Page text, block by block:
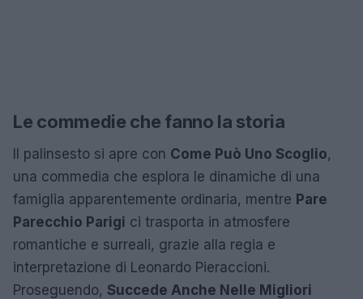
Le commedie che fanno la storia
Il palinsesto si apre con Come Può Uno Scoglio,
una commedia che esplora le dinamiche di una
famiglia apparentemente ordinaria, mentre Pare
Parecchio Parigi ci trasporta in atmosfere
romantiche e surreali, grazie alla regia e
interpretazione di Leonardo Pieraccioni.
Proseguendo, Succede Anche Nelle Migliori